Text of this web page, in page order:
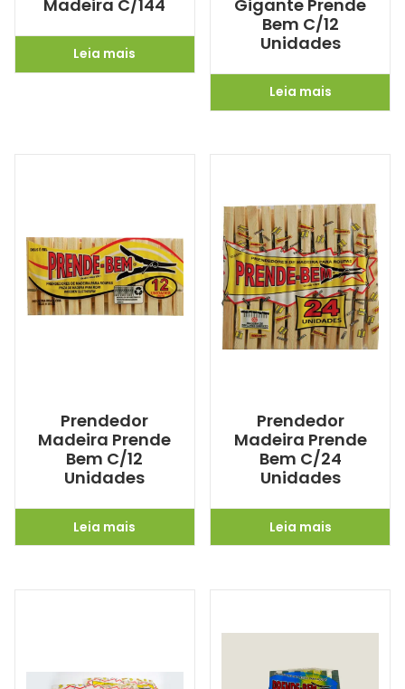
Madeira C/144
Leia mais
Gigante Prende
Bem C/12
Unidades
Leia mais
Prendedor
Madeira Prende
Bem C/12
Unidades
Leia mais
Prendedor
Madeira Prende
Bem C/24
Unidades
Leia mais